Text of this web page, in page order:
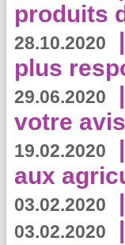
produits
28.10.2020 |
plus
29.06.2020 |
votre
19.02.2020 |
aux
03.02.2020 |
03.02.2020 |